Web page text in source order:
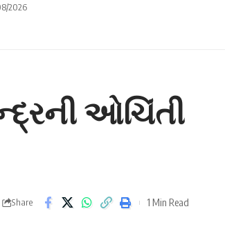
2026
ઓચિંતી
Share 1 Min Read